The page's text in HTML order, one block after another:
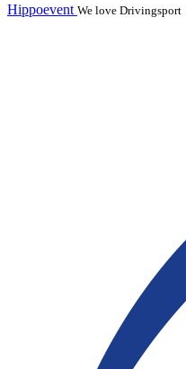
Hippoevent We love Drivingsport